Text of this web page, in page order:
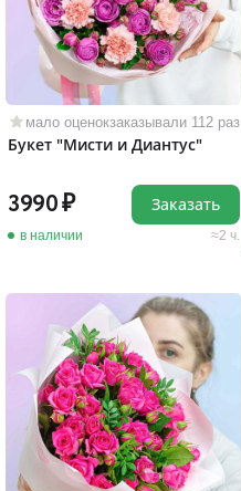
мало оценокзаказывали 112 раз
Букет "Мисти и Диантус"
3990
в наличии 2 ч.
Заказать